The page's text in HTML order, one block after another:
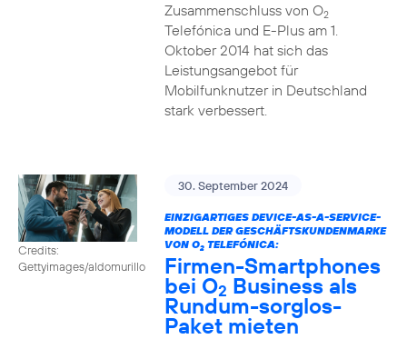
Zusammenschluss von O2
Telefónica und E-Plus am 1.
Oktober 2014 hat sich das
Leistungsangebot für
Mobilfunknutzer in Deutschland
stark verbessert.
Credits:
Gettyimages/aldomurillo
30. September 2024
EINZIGARTIGES DEVICE-AS-A-SERVICE-
MODELL DER GESCHÄFTSKUNDENMARKE
VON O2TELEFÓNICA:
Firmen-Smartphones
bei O2 Business als
Rundum-sorglos-
Paket mieten